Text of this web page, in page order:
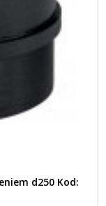
d250 Kod: